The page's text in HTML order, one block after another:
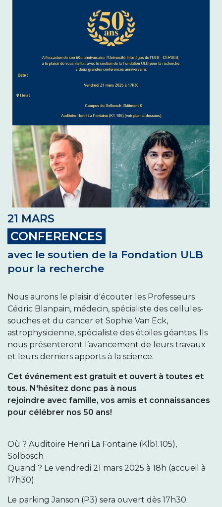
21 MARS
CONFERENCES
avec le soutien de la Fondation ULB
pour la recherche
Nous aurons le plaisir d'écouter les Professeurs
Cédric Blanpain, médecin, spécialiste des cellules-
souches et du cancer et Sophie Van Eck,
astrophysicienne, spécialiste des étoiles géantes. Ils
nous présenteront l’avancement de leurs travaux
et leurs derniers apports à la science.
Cet événement est gratuit et ouvert à toutes et
tous. N'hésitez donc pas à nous
rejoindre avec famille, vos amis et connaissances
pour célébrer nos 50 ans!
Où ? Auditoire Henri La Fontaine (Klb1.105),
Solbosch
Quand ? Le vendredi 21 mars 2025 à 18h (accueil à
17h30)
Le parking Janson (P3) sera ouvert dès 17h30.